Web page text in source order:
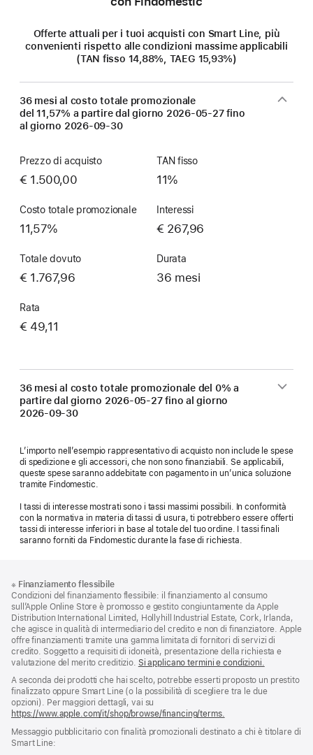
Offerte attuali per i tuoi acquisti con Smart Line, più
convenienti rispetto alle condizioni massime applicabili
(TAN fisso 14,88%, TAEG 15,93%)
36 mesi al costo totale promozionale
del 11,57% a partire dal giorno 2026-05-27fino
al giorno 2026-09-30
Prezzo di acquisto
€ 1.500,00
TAN fisso
11%
Costo totale promozionale
11,57%
Interessi
€ 267,96
Totale dovuto
€ 1.767,96
Durata
36 mesi
Rata
€ 49,11
36 mesi al costo totale promozionale del 0% a
partire dal giorno 2026-05-27fino al giorno
2026-09-30
L’importo nell’esempio rappresentativo di acquisto non include le spese
di spedizione e gli accessori, che non sono finanziabili. Se applicabili,
queste spese saranno addebitate con pagamento in un’unica soluzione
tramite Findomestic.
I tassi di interesse mostrati sono i tassi massimi possibili. In conformità
con la normativa in materia di tassi di usura, ti potrebbero essere offerti
tassi di interesse inferiori in base al totale del tuo ordine. I tassi finali
saranno forniti da Findomestic durante la fase di richiesta.
di
pagina
a
piè
di
pagina
※ Finanziamento flessibile
Condizioni del finanziamento flessibile: il finanziamento al consumo
sull’Apple Online Store è promosso e gestito congiuntamente da Apple
Distribution International Limited, Hollyhill Industrial Estate, Cork, Irlanda,
che agisce in qualità di intermediario del credito e non di finanziatore. Apple
offre finanziamenti tramite una gamma limitata di fornitori di servizi di
credito. Soggetto a requisiti di idoneità, presentazione della richiesta e
valutazione del merito creditizio. Si applicano termini e condizioni.
A seconda dei prodotti che hai scelto, potrebbe esserti proposto un prestito
finalizzato oppure Smart Line (o la possibilità di scegliere tra le due
opzioni). Per maggiori dettagli, vai su
https://www.apple.com/it/shop/browse/financing/terms.
Messaggio pubblicitario con finalità promozionali destinato a chi è titolare di
Smart Line: